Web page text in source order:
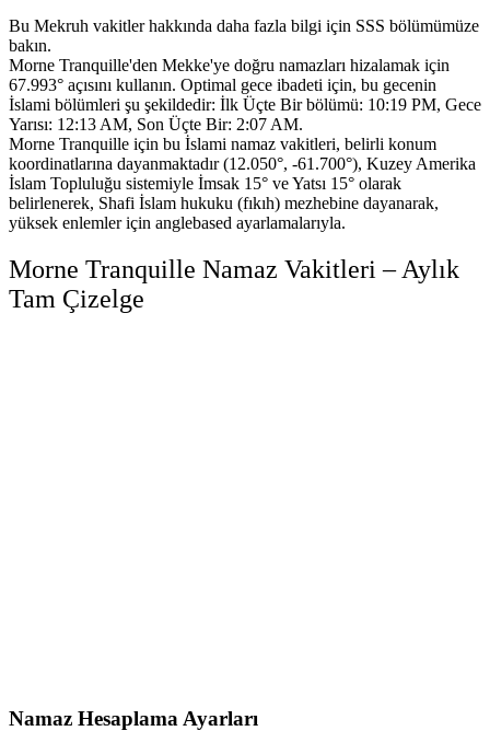
Bu Mekruh vakitler hakkında daha fazla bilgi için SSS bölümümüze
bakın.
Morne Tranquille'den Mekke'ye doğru namazları hizalamak için
67.993° açısını kullanın. Optimal gece ibadeti için, bu gecenin
İslami bölümleri şu şekildedir: İlk Üçte Bir bölümü: 10:19 PM, Gece
Yarısı: 12:13 AM, Son Üçte Bir: 2:07 AM.
Morne Tranquille için bu İslami namaz vakitleri, belirli konum
koordinatlarına dayanmaktadır (12.050°, -61.700°), Kuzey Amerika
İslam Topluluğu sistemiyle İmsak 15° ve Yatsı 15° olarak
belirlenerek, Shafi İslam hukuku (fıkıh) mezhebine dayanarak,
yüksek enlemler için anglebased ayarlamalarıyla.
Morne Tranquille Namaz Vakitleri – Aylık
Tam Çizelge
Namaz Hesaplama Ayarları